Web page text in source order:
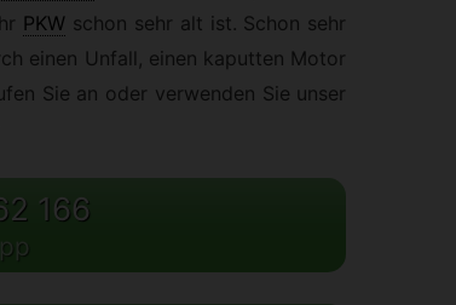
PKW schon sehr alt ist. Schon sehr
einen Unfall, einen kaputten Motor
Sie an oder verwenden Sie unser
166